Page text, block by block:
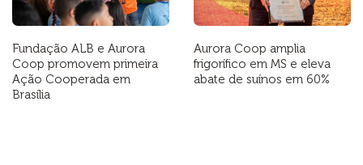
Fundação ALB e Aurora
Coop promovem primeira
Ação Cooperada em
Brasília
Aurora Coop amplia
frigorífico em MS e eleva
abate de suínos em 60%